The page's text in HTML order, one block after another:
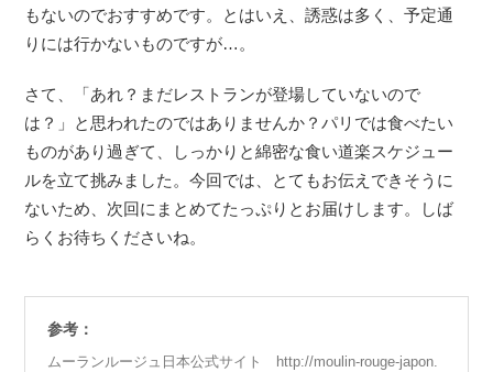
もないのでおすすめです。とはいえ、誘惑は多く、予定通
りには行かないものですが…。
さて、「あれ？まだレストランが登場していないので
は？」と思われたのではありませんか？パリでは食べたい
ものがあり過ぎて、しっかりと綿密な食い道楽スケジュー
ルを立て挑みました。今回では、とてもお伝えできそうに
ないため、次回にまとめてたっぷりとお届けします。しば
らくお待ちくださいね。
参考：
ムーランルージュ日本公式サイト http://moulin-rouge-japon.